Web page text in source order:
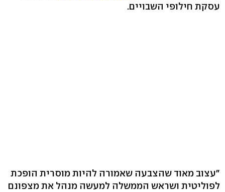
עסקת חילופי השבויים.
"עצוב מאוד שהצבעה שאמורה להיות מוסרית הופכת
לפוליטית ושראש הממשלה למעשה מנהל את מצפונם